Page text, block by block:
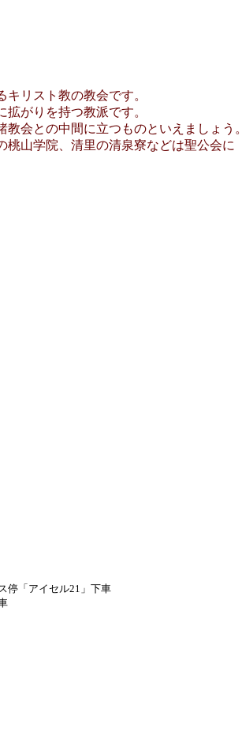
リスト教の教会です。
がりを持つ教派です。
会との中間に立つものといえましょう。
山学院、清里の清泉寮などは聖公会に
停「アイセル21」下車